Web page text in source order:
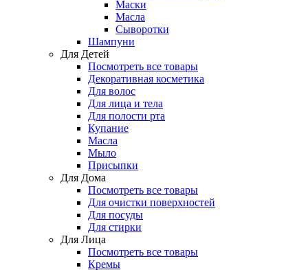
Маски
Масла
Сыворотки
Шампуни
Для Детей
Посмотреть все товары
Декоративная косметика
Для волос
Для лица и тела
Для полости рта
Купание
Масла
Мыло
Присыпки
Для Дома
Посмотреть все товары
Для очистки поверхностей
Для посуды
Для стирки
Для Лица
Посмотреть все товары
Кремы